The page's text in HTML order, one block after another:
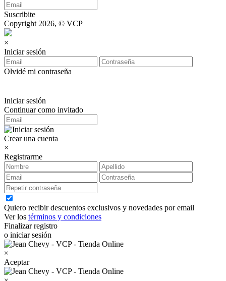
Suscribite
Copyright 2026, © VCP
×
Iniciar sesión
Olvidé mi contraseña
Iniciar sesión
Continuar como invitado
Crear una cuenta
×
Registrarme
Quiero recibir descuentos exclusivos y novedades por email
Ver los términos y condiciones
Finalizar registro
o iniciar sesión
×
Aceptar